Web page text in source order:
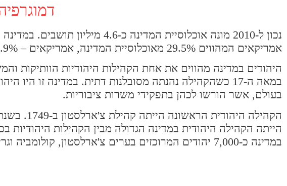
נכון ל-2010 מונה אוכלוסיית
אמריקאים המהווים 29.5% מאוכלוסיית המדינה, אמריקאים – 13.9%, גרמנים – 8.4%, אנגלים – 8.4% ואירים – 7.9%.
היהודים במדינה מהווים את אחת הקהילות היהודיות הוותיקות
במאה ה-17 כשהקהילה נהנתה מסובלנות דתית. במדינה זו
בעולם, אשר הורשו לכהן בתפקידי משרות ציבוריות.
במדינה כ-7,000 יהודים המרוכזים בערים צ'ארלסטון, קולומביה וגרינוויל.